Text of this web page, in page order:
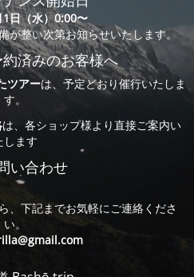
日（水）0:00〜
が整い次第お知らせいたします。
済みのお客様へ
ツアーは、予定どおり催行いたしま
す。
は、各ショップ様より直接ご案内い
します
い合わせ
、下記までお気軽にご連絡くださ
い。